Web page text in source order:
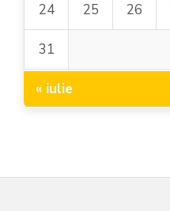
24 25 26
31
« iulie